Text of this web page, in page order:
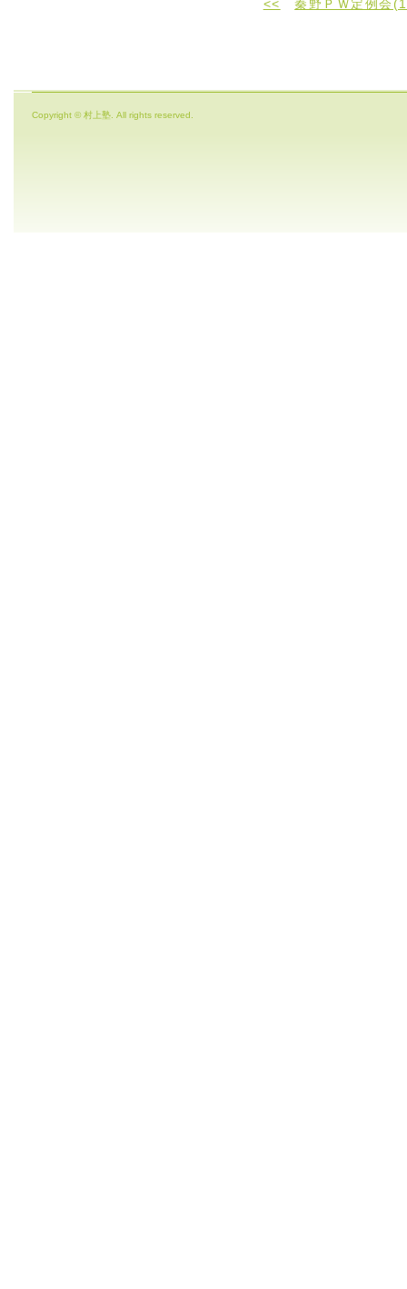
<< 秦野ＰＷ定例会
Copyright © 村上塾. All rights reserved.